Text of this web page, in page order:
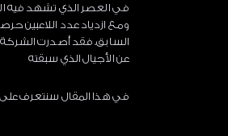
في العصر الذي تشهد فيه
ومع ازدياد عدد اللاعبين
السابق. فقد أصدرت الشركة
عن الأجيال الذي سبقته
في هذا المقال سنتعرف على